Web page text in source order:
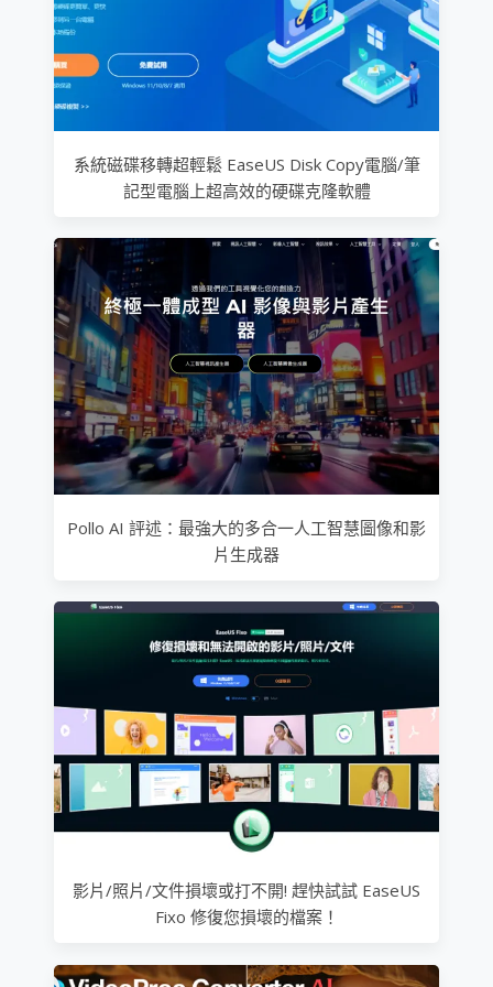
系統磁碟移轉超輕鬆 EaseUS Disk Copy電腦/筆
記型電腦上超高效的硬碟克隆軟體
Pollo AI 評述：最強大的多合一人工智慧圖像和影
片生成器
影片/照片/文件損壞或打不開! 趕快試試 EaseUS
Fixo 修復您損壞的檔案！